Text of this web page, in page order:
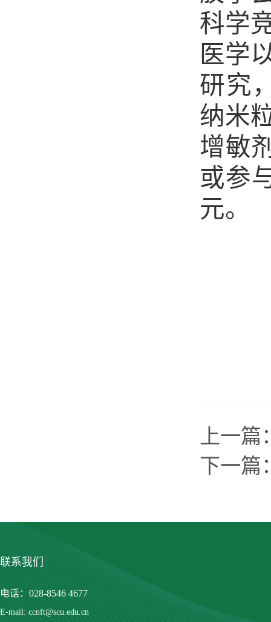
科学
医学
研究
纳米
增敏
或参
元。
上一篇
下一篇
联系我们
电话：028-8546 4677
E-mail: ccnft@scu.edu.cn